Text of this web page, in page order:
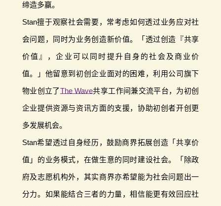
缔造多赢。
Stan擅于观察社会需要，常考虑如何透过业务应对社
会问题，同时为业务创造新价值。「透过创造『共享
价值』，企业可以同时提升自身的社会及商业价
值。」他留意到初创企业面对的困难，利用公司旗下
物业创立了The Wave共享工作间兼交流平台，为初创
企业提供资源与资讯方面的支援，协助初创者开创更
多发展机会。
Stan希望透过自身经历，鼓励商界拓展创造「共享价
值」的业务模式，在做生意的同时建设社会。「除政
府及志愿机构外，其实商界亦希望能为社会问题出一
分力。如果能结合三者的力量，相信能更有效回应社